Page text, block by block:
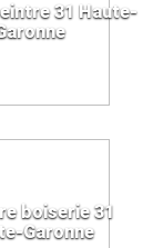
31 Haute-
boiserie 31
Garonne